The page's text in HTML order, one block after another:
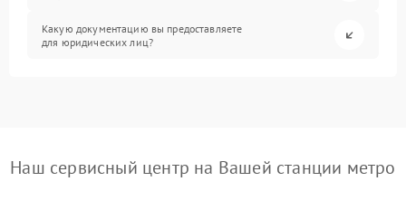
Какую документацию вы предоставляете
для юридических лиц?
Наш сервисный центр на Вашей станции метро